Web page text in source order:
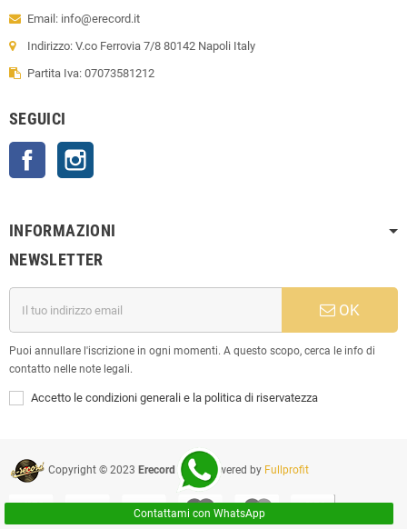
Email: info@erecord.it
Indirizzo: V.co Ferrovia 7/8 80142 Napoli Italy
Partita Iva: 07073581212
SEGUICI
Facebook
INFORMAZIONI
NEWSLETTER
OK
Puoi annullare l'iscrizione in ogni momenti. A questo scopo, cerca le info di
contatto nelle note legali.
Accetto le condizioni generali e la politica di riservatezza
Contattami con WhatsApp
Copyright © 2023 Erecord Srl| Powered by Fullprofit